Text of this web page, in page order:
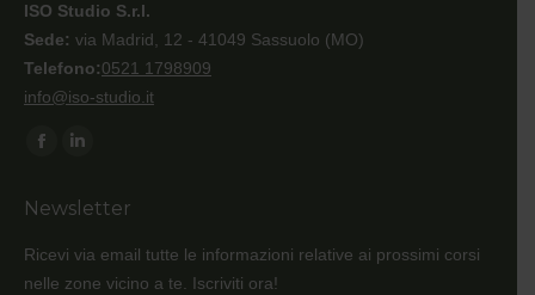
ISO Studio S.r.l.
Sede: via Madrid, 12 - 41049 Sassuolo (MO)
Telefono:0521 1798909
info@iso-studio.it
Ci puoi trovare su:
opens
in
new
opens
in
new
Newsletter
Ricevi via email tutte le informazioni relative ai prossimi corsi
nelle zone vicino a te. Iscriviti ora!